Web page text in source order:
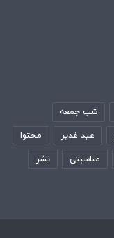
شب جمعه
عید غدیر محتوا
مناسبتی نشر